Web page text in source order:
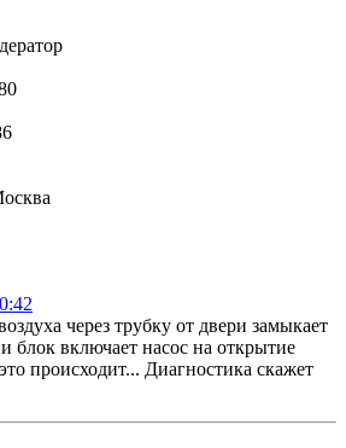
через трубку от двери замыкает
блок включает насос на открытие
происходит... Диагностика скажет